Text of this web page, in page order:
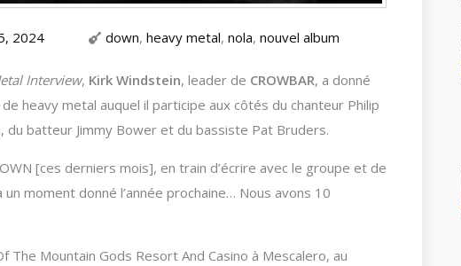
2024 down, heavy metal, nola, nouvel album
Interview, Kirk Windstein, leader de CROWBAR, a donné
heavy metal auquel il participe aux côtés du chanteur Philip
du batteur Jimmy Bower et du bassiste Pat Bruders.
[ces derniers mois], en train d’écrire avec le groupe et de
moment donné l’année prochaine… Nous avons 10
The Mountain Gods Resort And Casino à Mescalero, au